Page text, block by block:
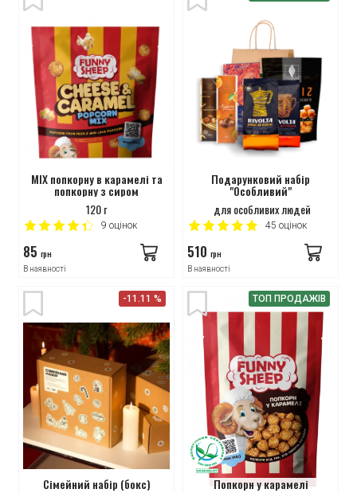
MIX попкорну в карамелі та
попкорну з сиром
120 г
9 оцінок
85 грн
В наявності
Подарунковий набір
"Особливий"
для особливих людей
45 оцінок
510 грн
В наявності
-11.11 %
Сімейний набір (бокс)
ТОП ПРОДАЖІВ
Попкорн у карамелі